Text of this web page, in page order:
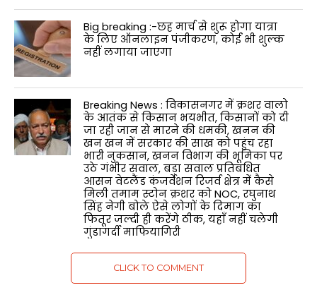
Big breaking :-छह मार्च से शुरू होगा यात्रा
के लिए ऑनलाइन पंजीकरण, कोई भी शुल्क
नहीं लगाया जाएगा
Breaking News : विकासनगर में क्रशर वालो
के आतंक से किसान भयभीत, किसानों को दी
जा रही जान से मारने की धमकी, खनन की
खन खन में सरकार की साख को पहुंच रहा
भारी नुकसान, खनन विभाग की भूमिका पर
उठे गंभीर सवाल, बड़ा सवाल प्रतिबंधित
आसन वेटलैंड कंजर्वेशन रिजर्व क्षेत्र में कैसे
मिली तमाम स्टोन क्रशर को NOC, रघुनाथ
सिंह नेगी बोले ऐसे लोगों के दिमाग का
फितूर जल्दी ही करेंगे ठीक, यहाँ नहीं चलेगी
गुंडागर्दी माफियागिरी
CLICK TO COMMENT